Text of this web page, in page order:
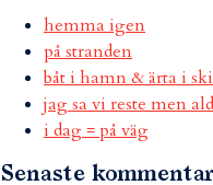
hemma igen
på stranden
båt i hamn & ärta i
jag sa vi reste men
i dag = på väg
Senaste